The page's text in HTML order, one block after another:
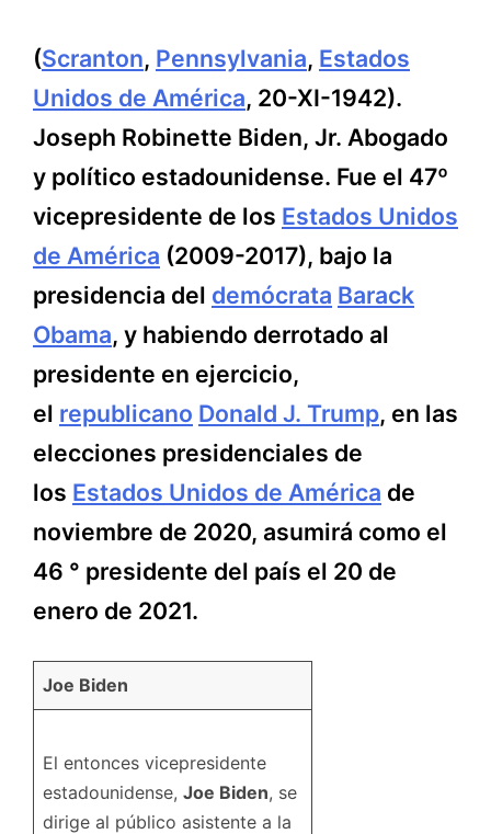
(Scranton, Pennsylvania, Estados
Unidos de América, 20-XI-1942).
Joseph Robinette Biden, Jr. Abogado
y político estadounidense. Fue el 47º
vicepresidente de los Estados Unidos
de América (2009-2017), bajo la
presidencia del demócrata Barack
Obama, y habiendo derrotado al
presidente en ejercicio,
el republicano Donald J. Trump, en las
elecciones presidenciales de
los Estados Unidos de América de
noviembre de 2020, asumirá como el
46 ° presidente del país el 20 de
enero de 2021.
Joe Biden
El entonces vicepresidente
estadounidense, Joe Biden, se
dirige al público asistente a la